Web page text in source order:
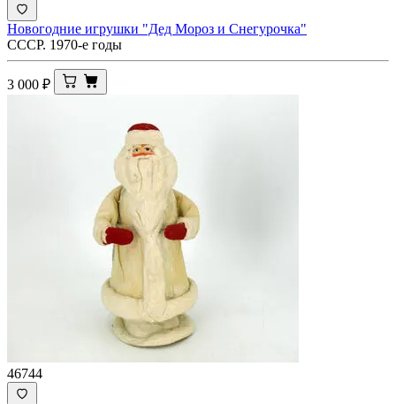
Новогодние игрушки "Дед Мороз и Снегурочка"
СССР. 1970-е годы
3 000 ₽
46744